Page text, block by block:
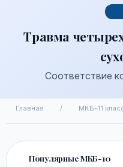
Травма
Соответствие
Главная / МКБ-11
Популярные МКБ-10